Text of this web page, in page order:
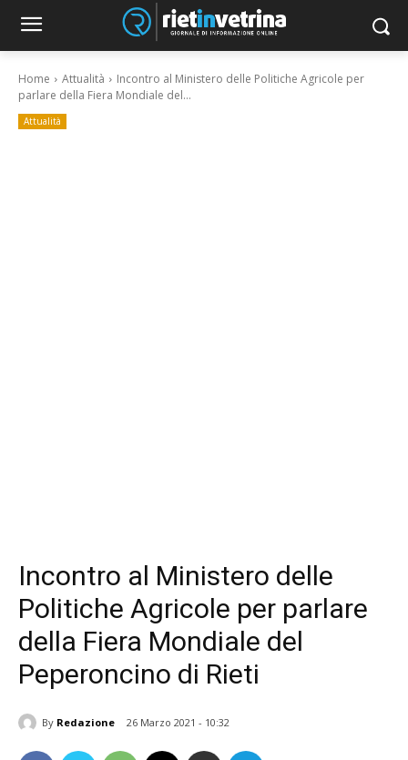
Home Attualità
Incontro al Ministero delle Politiche Agricole per
parlare della Fiera Mondiale del...
Attualità
Incontro al Ministero delle
Politiche Agricole per parlare
della Fiera Mondiale del
Peperoncino di Rieti
By Redazione 26 Marzo 2021 - 10:32